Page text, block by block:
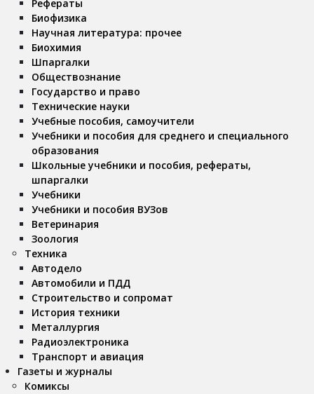
Рефераты
Биофизика
Научная литература: прочее
Биохимия
Шпаргалки
Обществознание
Государство и право
Технические науки
Учебные пособия, самоучители
Учебники и пособия для среднего и специального
образования
Школьные учебники и пособия, рефераты,
шпаргалки
Учебники
Учебники и пособия ВУЗов
Ветеринария
Зоология
Техника
Автодело
Автомобили и ПДД
Строительство и сопромат
История техники
Металлургия
Радиоэлектроника
Транспорт и авиация
Газеты и журналы
Комиксы